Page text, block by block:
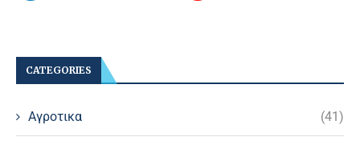
CATEGORIES
Αγροτικα (41)